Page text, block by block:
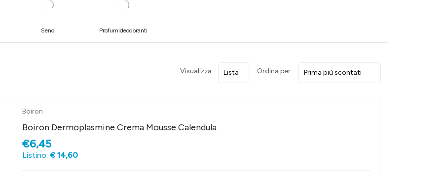
Seno Profumideodoranti
Visualizza: Ordina per :
Boiron
Boiron Dermoplasmine Crema Mousse Calendula
€6,45
Listino: € 14,60